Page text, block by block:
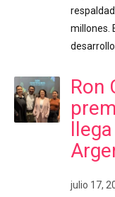
millones.
Ron
julio 17,